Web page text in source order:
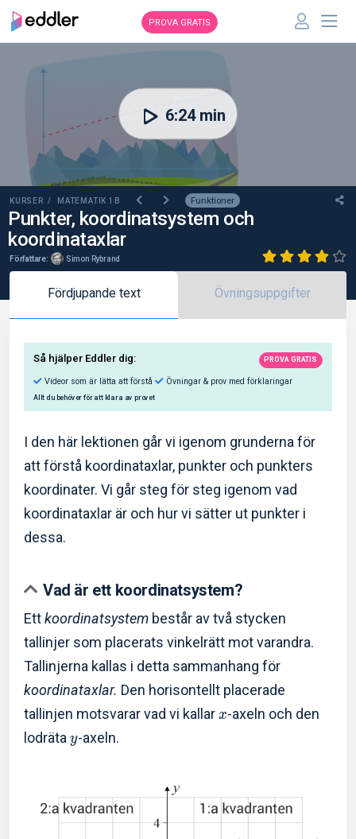
PROVA GRATIS
KURSER / MATEMATIK 1B Funktioner
Punkter, koordinatsystem och
koordinataxlar
Författare: Simon Rybrand
6:24 min
Fördjupande text Övningsuppgifter
Så hjälper Eddler dig:
Videor som är lätta att förstå
I den här lektionen går vi igenom grunderna för
att förstå koordinataxlar, punkter och punkters
koordinater. Vi går steg för steg igenom vad
koordinataxlar är och hur vi sätter ut punkter i
dessa.
Vad är ett koordinatsystem?
Ettkoordinatsystem består av två stycken
tallinjer som placerats vinkelrätt mot varandra.
Tallinjerna kallas i detta sammanhang för
koordinataxlar. Den horisontellt placerade
tallinjen motsvarar vad vi kallar x-axeln och den
lodräta y-axeln.